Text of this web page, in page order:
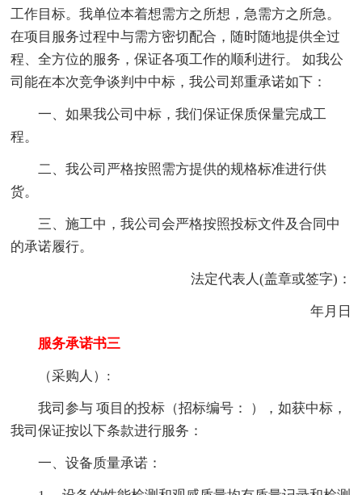
工作目标。我单位本着想需方之所想，急需方之所急。
在项目服务过程中与需方密切配合，随时随地提供全过
程、全方位的服务，保证各项工作的顺利进行。 如我公
司能在本次竞争谈判中中标，我公司郑重承诺如下：
一、如果我公司中标，我们保证保质保量完成工
程。
二、我公司严格按照需方提供的规格标准进行供
货。
三、施工中，我公司会严格按照投标文件及合同中
的承诺履行。
法定代表人(盖章或签字)：
年月日
服务承诺书三
（采购人）:
我司参与 项目的投标（招标编号： ），如获中标，
我司保证按以下条款进行服务：
一、设备质量承诺：